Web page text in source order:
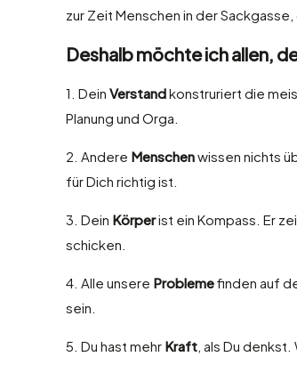
zur Zeit Menschen in der
Deshalb möchte ich allen,
1. DeinVerstandkonstruriert die
Planung und Orga.
2. Andere Menschenwissen nichts
für Dich richtig ist.
3. Dein Körperist ein Kompass. Er
schicken.
4. Alle unsere Problemefinden auf
sein.
5. Du hast mehr Kraft , als Du